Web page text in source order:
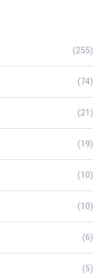
(255)
(74)
(21)
(19)
(10)
(10)
(6)
(5)